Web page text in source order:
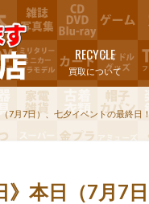
買取について
RECYCLE
7月7日）、七夕イベントの最終日
本日（7月7